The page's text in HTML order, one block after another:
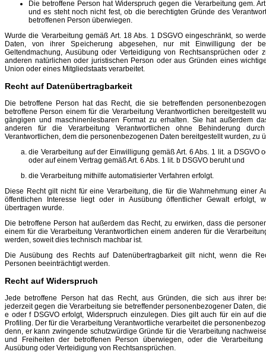
Die betroffene Person hat Widerspruch gegen die Verarbeitung gem.
und es steht noch nicht fest, ob die berechtigten Gründe des
betroffenen Person überwiegen.
Wurde die Verarbeitung gemäß Art. 18 Abs. 1 DSGVO eingeschränkt, so
Daten, von ihrer Speicherung abgesehen, nur mit Einwilligung der
Geltendmachung, Ausübung oder Verteidigung von Rechtsansprüchen oder
anderen natürlichen oder juristischen Person oder aus Gründen eines
Union oder eines Mitgliedstaats verarbeitet.
Recht auf Datenübertragbarkeit
Die betroffene Person hat das Recht, die sie betreffenden
betroffene Person einem für die Verarbeitung Verantwortlichen bereitgestellt
gängigen und maschinenlesbaren Format zu erhalten. Sie hat außerdem
anderen für die Verarbeitung Verantwortlichen ohne Behinderung
Verantwortlichen, dem die personenbezogenen Daten bereitgestellt wurden, zu
die Verarbeitung auf der Einwilligung gemäß Art. 6 Abs. 1 lit. a DSGVO
oder auf einem Vertrag gemäß Art. 6 Abs. 1 lit. b DSGVO beruht und
die Verarbeitung mithilfe automatisierter Verfahren erfolgt.
Diese Recht gilt nicht für eine Verarbeitung, die für die Wahrnehmung einer
öffentlichen Interesse liegt oder in Ausübung öffentlicher Gewalt erfolgt,
übertragen wurde.
Die betroffene Person hat außerdem das Recht, zu erwirken, dass die
einem für die Verarbeitung Verantwortlichen einem anderen für die
werden, soweit dies technisch machbar ist.
Die Ausübung des Rechts auf Datenübertragbarkeit gilt nicht, wenn die
Personen beeinträchtigt werden.
Recht auf Widerspruch
Jede betroffene Person hat das Recht, aus Gründen, die sich aus ihrer
jederzeit gegen die Verarbeitung sie betreffender personenbezogener Daten,
e oder f DSGVO erfolgt, Widerspruch einzulegen. Dies gilt auch für ein auf
Profiling. Der für die Verarbeitung Verantwortliche verarbeitet die
denn, er kann zwingende schutzwürdige Gründe für die Verarbeitung
und Freiheiten der betroffenen Person überwiegen, oder die
Ausübung oder Verteidigung von Rechtsansprüchen.